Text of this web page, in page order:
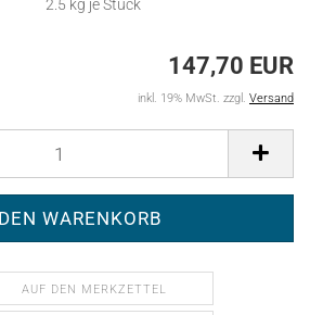
2.5 kg je Stück
147,70 EUR
inkl. 19% MwSt. zzgl. Versand
AUF DEN MERKZETTEL